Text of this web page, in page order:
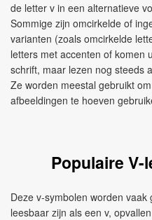
de letter v in een alternatieve
Sommige zijn omcirkelde of
varianten (zoals omcirkelde
letters met accenten of komen
schrift, maar lezen nog steeds
Ze worden meestal gebruikt
afbeeldingen te hoeven
Populaire
Deze v-symbolen worden
leesbaar zijn als een v,